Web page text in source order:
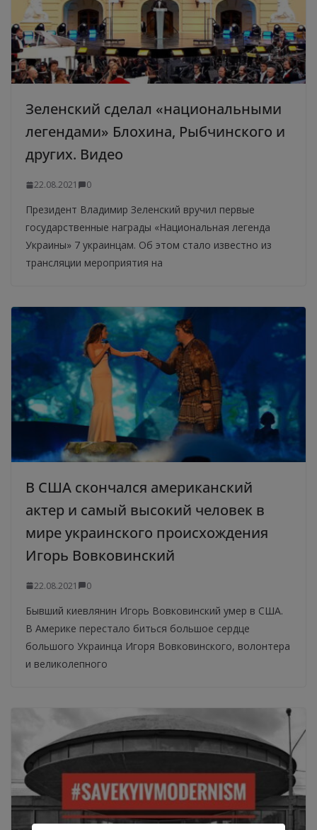
Зеленский сделал «национальными
легендами» Блохина, Рыбчинского и
других. Видео
22.08.2021 0
Президент Владимир Зеленский вручил первые
государственные награды «Национальная легенда
Украины» 7 украинцам. Об этом стало известно из
трансляции мероприятия на
В США скончался американский
актер и самый высокий человек в
мире украинского происхождения
Игорь Вовковинский
22.08.2021 0
Бывший киевлянин Игорь Вовковинский умер в США.
В Америке перестало биться большое сердце
большого Украинца Игоря Вовковинского, волонтера
и великолепного